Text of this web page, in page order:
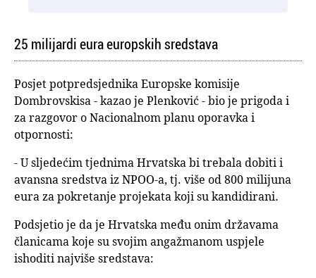
25 milijardi eura europskih sredstava
Posjet potpredsjednika Europske komisije
Dombrovskisa - kazao je Plenković - bio je prigoda i
za razgovor o Nacionalnom planu oporavka i
otpornosti:
- U sljedećim tjednima Hrvatska bi trebala dobiti i
avansna sredstva iz NPOO-a, tj. više od 800 milijuna
eura za pokretanje projekata koji su kandidirani.
Podsjetio je da je Hrvatska među onim državama
članicama koje su svojim angažmanom uspjele
ishoditi najviše sredstava: